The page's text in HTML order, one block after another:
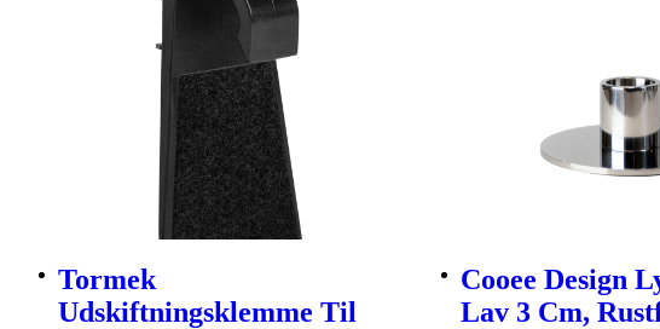
Tormek
Udskiftningsklemme Til
Cooee Design
Lav 3 Cm,